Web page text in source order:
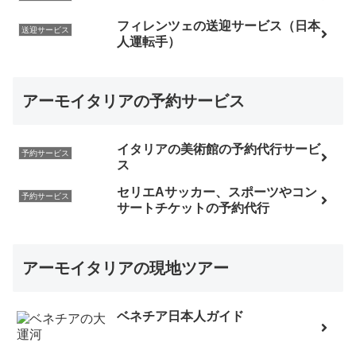
送迎サービス
フィレンツェの送迎サービス（日本
人運転手）
アーモイタリアの予約サービス
予約サービス
イタリアの美術館の予約代行サービ
ス
予約サービス
セリエAサッカー、スポーツやコン
サートチケットの予約代行
アーモイタリアの現地ツアー
ベネチア日本人ガイド